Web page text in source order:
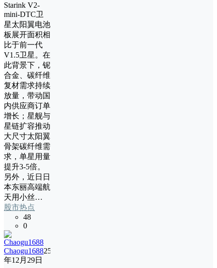
Starink V2-
mini-DTC卫
星太阳翼电池
板展开面积相
比于前一代
V1.5卫星。在
此背景下，铌
合金、碳纤维
复材需求持续
放量，带动国
内供应商订单
增长；星舰与
星链扩容推动
大尺寸太阳翼
骨架碳纤维需
求，单星用量
提升3-5倍。
另外，近日日
本东丽高端航
天用小丝…
股市热点
48
0
Chaogu168825
年12月29日